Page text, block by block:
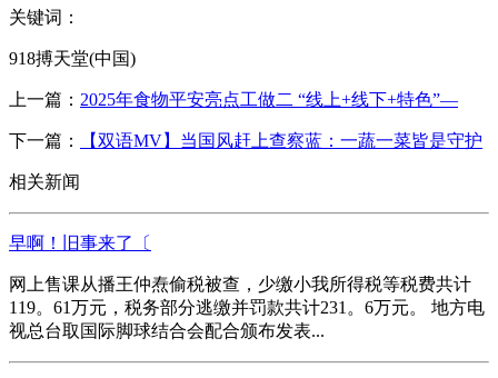
关键词：
918搏天堂(中国)
上一篇： 2025年食物平安亮点工做二 “线上+线下+特色”—
下一篇： 【双语MV】当国风赶上查察蓝：一蔬一菜皆是守护
相关新闻
早啊！旧事来了〔
网上售课从播王仲焘偷税被查，少缴小我所得税等税费共计
119。61万元，税务部分逃缴并罚款共计231。6万元。 地方电
视总台取国际脚球结合会配合颁布发表...